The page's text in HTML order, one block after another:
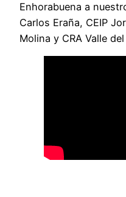
Enhorabuena a
Carlos Eraña, CEIP
Molina y CRA Valle